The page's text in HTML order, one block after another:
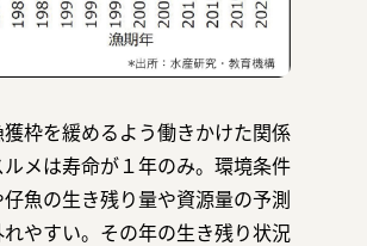
枠を緩めるよう働きかけた関係
メは寿命が１年のみ。環境条件
魚の生き残り量や資源量の予測
やすい。その年の生き残り状況